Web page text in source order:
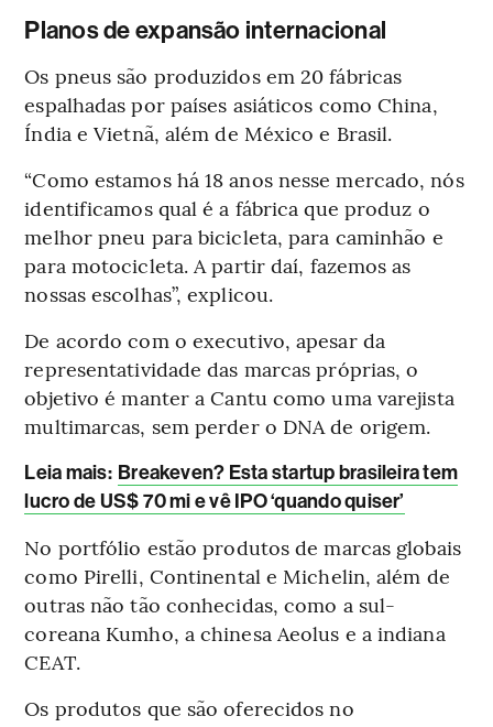
Planos de expansão internacional
Os pneus são produzidos em 20 fábricas
espalhadas por países asiáticos como China,
Índia e Vietnã, além de México e Brasil.
“Como estamos há 18 anos nesse mercado, nós
identificamos qual é a fábrica que produz o
melhor pneu para bicicleta, para caminhão e
para motocicleta. A partir daí, fazemos as
nossas escolhas”, explicou.
De acordo com o executivo, apesar da
representatividade das marcas próprias, o
objetivo é manter a Cantu como uma varejista
multimarcas, sem perder o DNA de origem.
Leia mais: Breakeven? Esta startup brasileira tem
lucro de US$ 70 mi e vê IPO ‘quando quiser’
No portfólio estão produtos de marcas globais
como Pirelli, Continental e Michelin, além de
outras não tão conhecidas, como a sul-
coreana Kumho, a chinesa Aeolus e a indiana
CEAT.
Os produtos que são oferecidos no